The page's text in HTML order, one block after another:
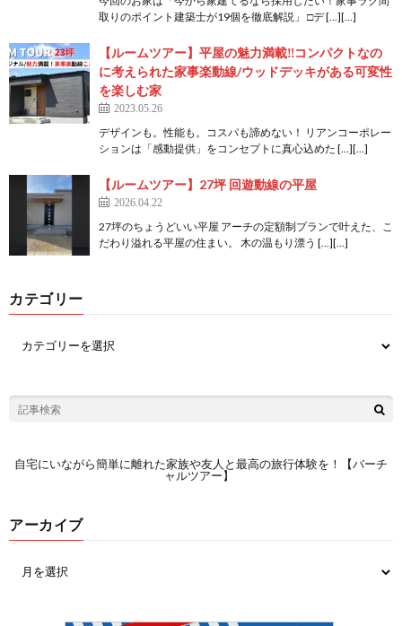
取りのポイント建築士が19個を徹底解説」 □デ […][…]
【ルームツアー】平屋の魅力満載‼︎コンパクトなの
に考えられた家事楽動線/ウッドデッキがある可変性
を楽しむ家
2023.05.26
デザインも。性能も。コスパも諦めない！ リアンコーポレー
ションは「感動提供」をコンセプトに真心込めた […][…]
【ルームツアー】27坪 回遊動線の平屋
2026.04.22
27坪のちょうどいい平屋 アーチの定額制プランで叶えた、こ
だわり溢れる平屋の住まい。 木の温もり漂う […][…]
カテゴリー
自宅にいながら簡単に離れた家族や友人と最高の旅行体験を！【バーチ
ャルツアー】
アーカイブ